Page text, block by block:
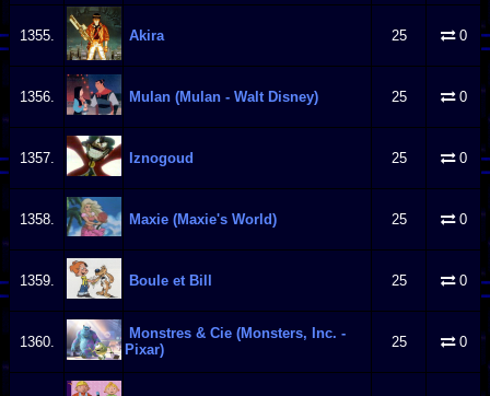
1355. Akira 25 0
1356. Mulan (Mulan - Walt Disney) 25 0
1357. Iznogoud 25 0
1358. Maxie (Maxie's World) 25 0
1359. Boule et Bill 25 0
1360.
Monstres & Cie (Monsters, Inc. -
Pixar)
25 0